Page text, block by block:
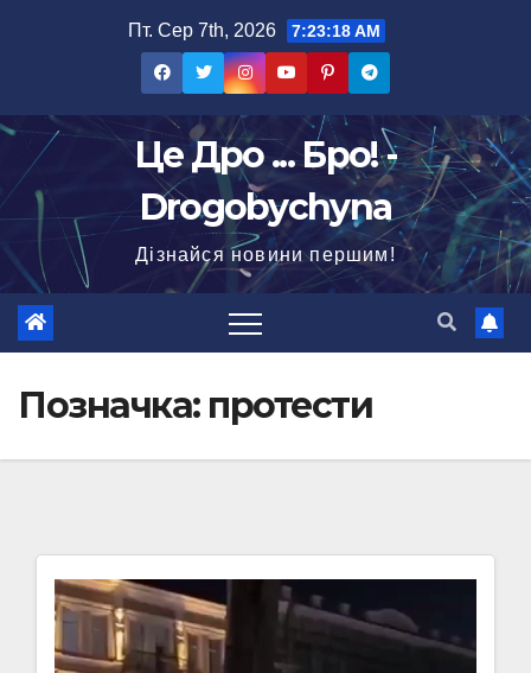
Пт. Сер 7th, 2026 7:23:20 AM
Це Дро ... Бро! -
Drogobychyna
Дізнайся новини першим!
Позначка: протести